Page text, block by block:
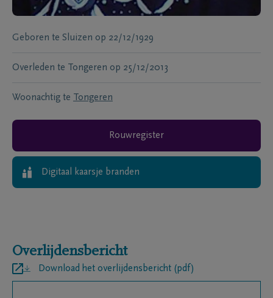
Geboren te Sluizen op 22/12/1929
Overleden te Tongeren op 25/12/2013
Woonachtig te Tongeren
Rouwregister
Digitaal kaarsje branden
Overlijdensbericht
Download het overlijdensbericht (pdf)